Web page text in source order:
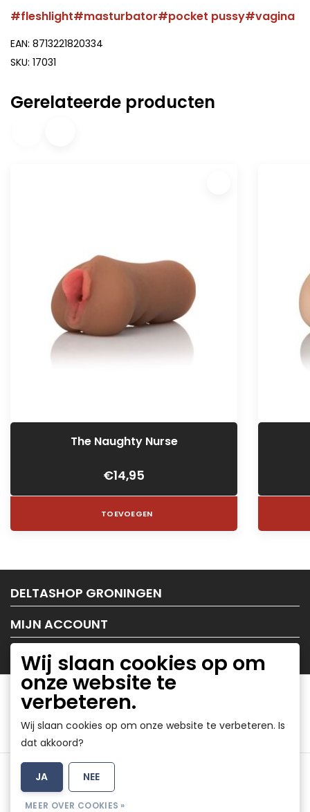
#fleshlight#masturbator#pocket pussy#vagina
EAN: 8713221820334
SKU: 17031
Gerelateerde producten
The Naughty Nurse
€14,95
TOEVOEGEN
DELTASHOP GRONINGEN
MIJN ACCOUNT
KLANTENSERVICE
Algemene voorwaarden
Sitemap
Wij slaan cookies op om
onze website te
verbeteren.
Wij slaan cookies op om onze website te verbeteren. Is
dat akkoord?
JA NEE
MEER OVER COOKIES »